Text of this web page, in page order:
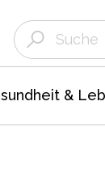
&